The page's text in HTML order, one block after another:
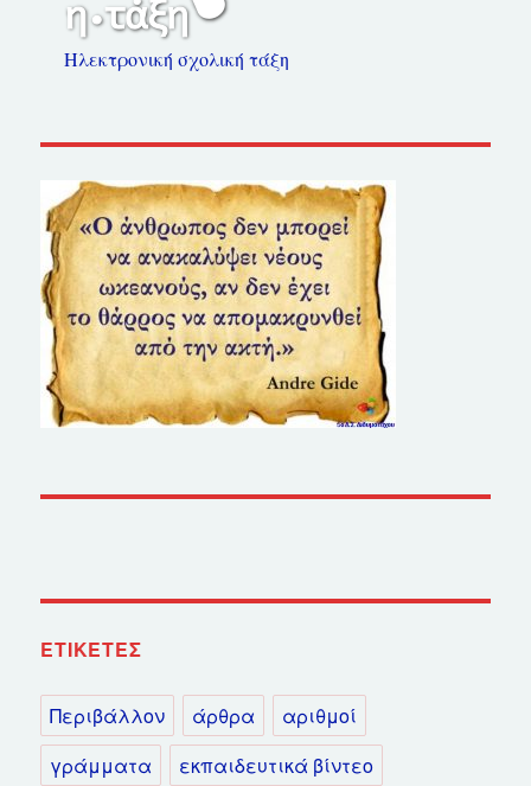
Ηλεκτρονική σχολική τάξη
ΕΤΙΚΈΤΕΣ
Περιβάλλον άρθρα
αριθμοί
γράμματα
εκπαιδευτικά βίντεο